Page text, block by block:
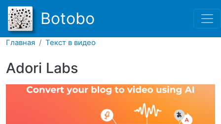
Перейти к основному
Botobo
Главная Текст в видео
Adori Labs